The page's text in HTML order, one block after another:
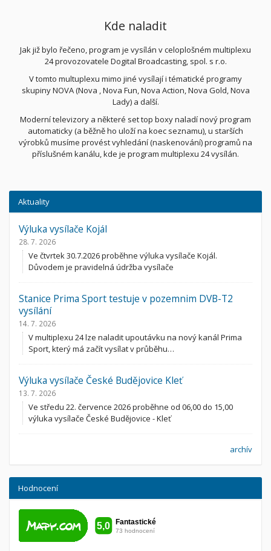
Kde naladit
Jak již bylo řečeno, program je vysílán v celoplošném multiplexu
24 provozovatele Dogital Broadcasting, spol. s r.o.
V tomto multuplexu mimo jiné vysílají i tématické programy
skupiny NOVA (Nova , Nova Fun, Nova Action, Nova Gold, Nova
Lady) a další.
Moderní televizory a některé set top boxy naladí nový program
automaticky (a běžně ho uloží na koec seznamu), u starších
výrobků musíme provést vyhledání (naskenování) programů na
příslušném kanálu, kde je program multiplexu 24 vysílán.
Aktuality
Výluka vysílače Kojál
28. 7. 2026
Ve čtvrtek 30.7.2026 proběhne výluka vysílače Kojál.
Důvodem je pravidelná údržba vysílače
Stanice Prima Sport testuje v pozemnim DVB-T2
vysílání
14. 7. 2026
V multiplexu 24 lze naladit upoutávku na nový kanál Prima
Sport, který má začít vysílat v průběhu…
Výluka vysílače České Budějovice Kleť
13. 7. 2026
Ve středu 22. července 2026 proběhne od 06,00 do 15,00
výluka vysílače České Budějovice - Kleť
archív
Hodnocení